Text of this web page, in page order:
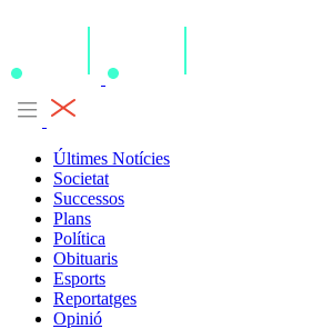
Últimes Notícies
Societat
Successos
Plans
Política
Obituaris
Esports
Reportatges
Opinió